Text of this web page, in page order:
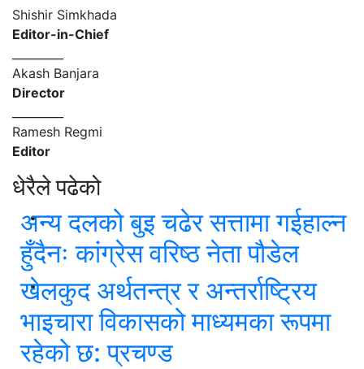
Shishir Simkhada
Editor-in-Chief
Akash Banjara
Director
Ramesh Regmi
Editor
धेरैले पढेको
अन्य दलको बुइ चढेर सत्तामा गईहाल्न
हुँदैनः कांग्रेस वरिष्ठ नेता पौडेल
खेलकुद अर्थतन्त्र र अन्तर्राष्ट्रिय
भाइचारा विकासको माध्यमका रूपमा
रहेको छ: प्रचण्ड